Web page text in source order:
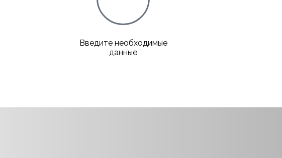
Введите необходимые
данные